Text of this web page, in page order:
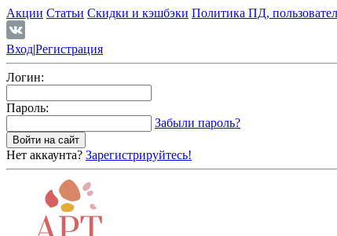
Акции Статьи Скидки и кэшбэки Политика ПД,
Вход|Регистрация
Логин:
Пароль:
Забыли пароль?
Нет аккаунта? Зарегистрируйтесь!